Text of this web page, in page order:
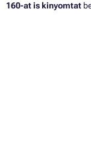
160-at is kinyomtat